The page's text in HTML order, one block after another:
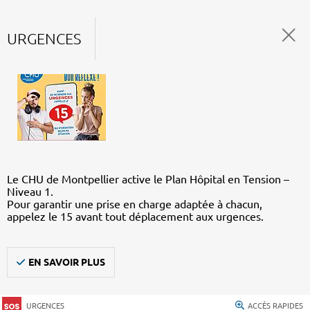
URGENCES
Le CHU de Montpellier active le Plan Hôpital en Tension –
Niveau 1.
Pour garantir une prise en charge adaptée à chacun,
appelez le 15 avant tout déplacement aux urgences.
EN SAVOIR PLUS
URGENCES ACCÈS RAPIDES